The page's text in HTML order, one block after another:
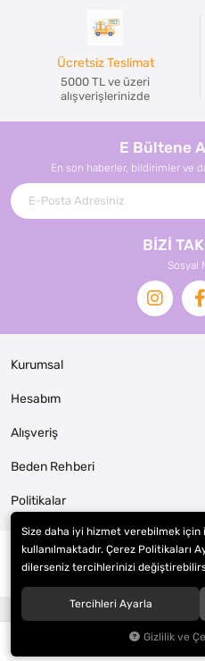
Ücretsiz Teslimat
5000 TL ve üzeri
alışverişlerinizde
E Bültene
En son haberler, bildirimler ve
BİZİ
Sosyal
Kurumsal
Hesabım
Alışveriş
Beden Rehberi
Politikalar
EFE KOSTÜM İMALAT /
Hipotenüs ®Yeni Nesil E-
Size daha iyi hizmet verebilmek
kullanılmaktadır. Çerez Politikaları
dilerseniz tercihlerinizi
Tercihleri Ayarla
Gizlilik ve